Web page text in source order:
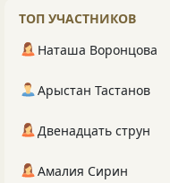
ТОП УЧАСТНИКОВ
Наташа Воронцова
Арыстан Тастанов
Двенадцать струн
Амалия Сирин